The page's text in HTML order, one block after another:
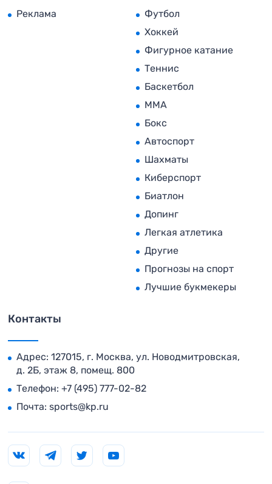
Реклама
Футбол
Хоккей
Фигурное катание
Теннис
Баскетбол
MMA
Бокс
Автоспорт
Шахматы
Киберспорт
Биатлон
Допинг
Легкая атлетика
Другие
Прогнозы на спорт
Лучшие букмекеры
Контакты
Адрес: 127015, г. Москва, ул. Новодмитровская,
д. 2Б, этаж 8, помещ. 800
Телефон: +7 (495) 777-02-82
Почта: sports@kp.ru